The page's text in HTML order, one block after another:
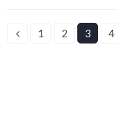
1 2 3 4